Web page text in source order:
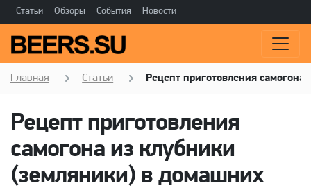
Статьи Обзоры События Новости
Главная Статьи Рецепт приготовления
Рецепт приготовления
самогона из клубники
(земляники) в домашних